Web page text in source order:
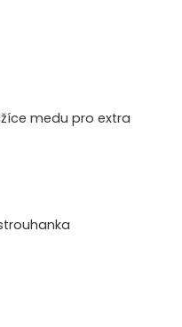
medu pro extra